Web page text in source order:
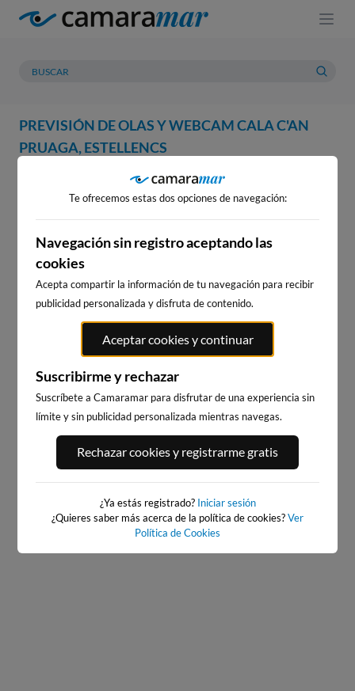
PREVISIÓN DE OLAS Y WEBCAM CALA C'AN
PRUAGA, ESTELLENCS
PREVISIÓN METEOROLOGÍA
WEBCAM CALA C'AN PRUAGA,
ESTELLENCS
WEBCAMS CERCANAS
PORT ANDRATX
12km · Andratx
PLAYA DE SITGES
0.1 m CHOPI
Te ofrecemos estas dos opciones de navegación:
Navegación sin registro aceptando las
cookies
Acepta compartir la información de tu navegación para recibir
publicidad personalizada y disfruta de contenido.
Aceptar cookies y continuar
Suscribirme y rechazar
Suscríbete a Camaramar para disfrutar de una experiencia sin
límite y sin publicidad personalizada mientras navegas.
Rechazar cookies y registrarme gratis
¿Ya estás registrado? Iniciar sesión
¿Quieres saber más acerca de la política de cookies?Ver
Política de Cookies